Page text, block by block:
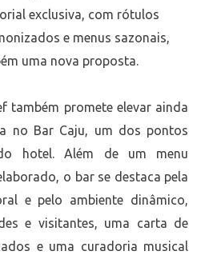
exclusiva, com rótulos
e menus sazonais,
uma nova proposta.
também promete elevar ainda
no Bar Caju, um dos pontos
hotel. Além de um menu
o bar se destaca pela
e pelo ambiente dinâmico,
e visitantes, uma carta de
e uma curadoria musical